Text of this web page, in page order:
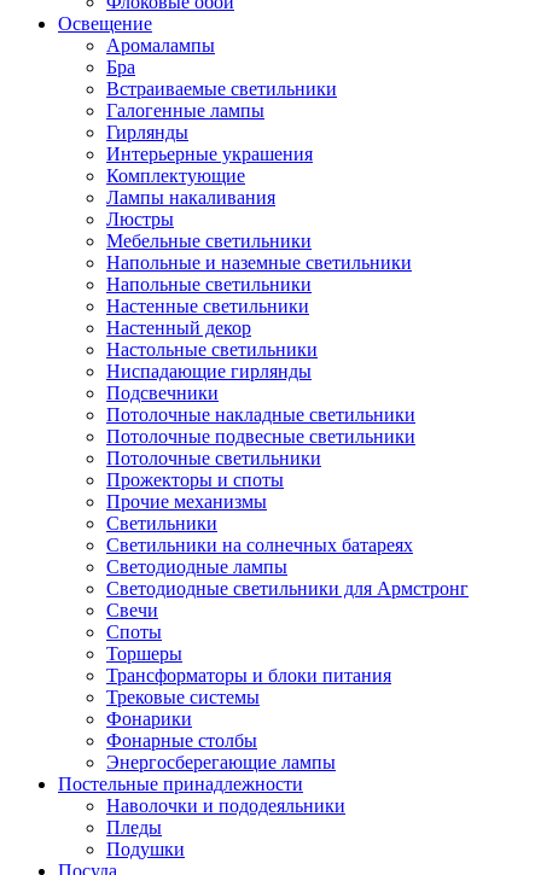
Освещение
Аромалампы
Бра
Встраиваемые светильники
Галогенные лампы
Гирлянды
Интерьерные украшения
Комплектующие
Лампы накаливания
Люстры
Мебельные светильники
Напольные и наземные светильники
Напольные светильники
Настенные светильники
Настенный декор
Настольные светильники
Ниспадающие гирлянды
Подсвечники
Потолочные накладные светильники
Потолочные подвесные светильники
Потолочные светильники
Прожекторы и споты
Прочие механизмы
Светильники
Светильники на солнечных батареях
Светодиодные лампы
Светодиодные светильники для Армстронг
Свечи
Споты
Торшеры
Трансформаторы и блоки питания
Трековые системы
Фонарики
Фонарные столбы
Энергосберегающие лампы
Постельные принадлежности
Наволочки и пододеяльники
Пледы
Подушки
Посуда